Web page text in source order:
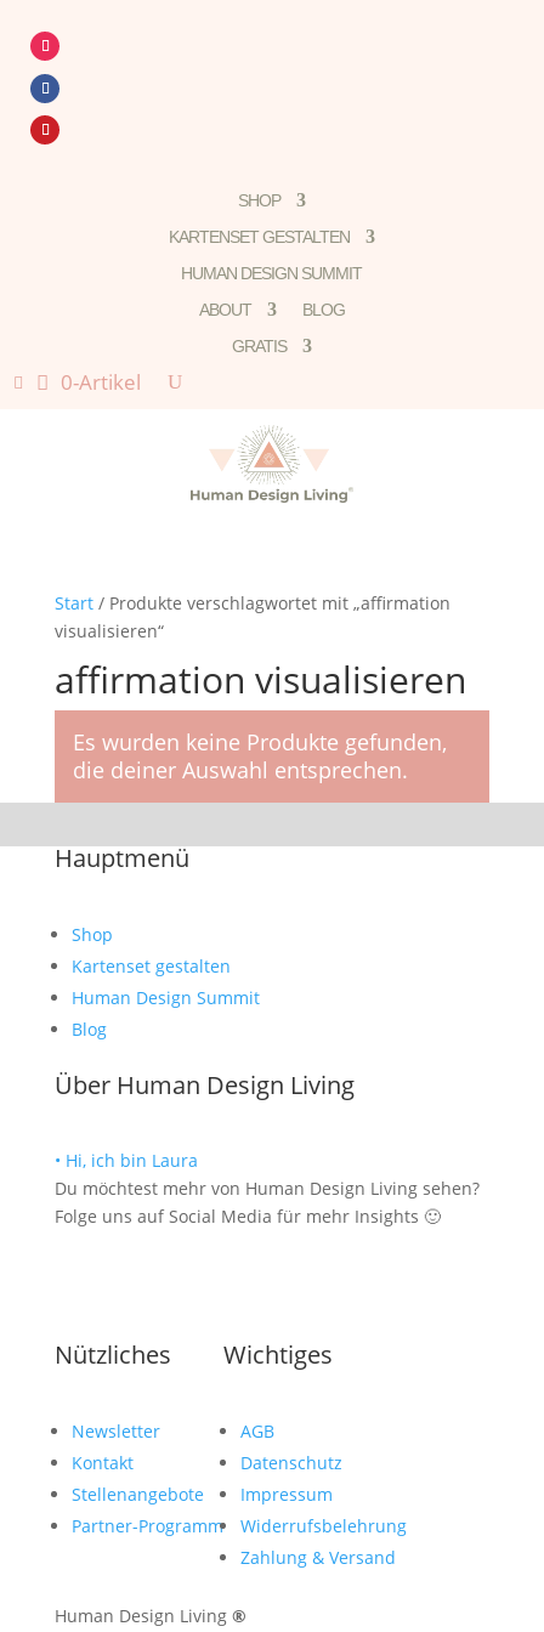
SHOP
KARTENSET GESTALTEN
HUMAN DESIGN SUMMIT
ABOUT
BLOG
GRATIS

0-Artikel
Start/ Produkte verschlagwortet mit „affirmation
visualisieren“
affirmation visualisieren
Es wurden keine Produkte gefunden,
die deiner Auswahl entsprechen.
Hauptmenü
Shop
Kartenset gestalten
Human Design Summit
Blog
Über Human Design Living
• Hi, ich bin Laura
Du möchtest mehr von Human Design Living sehen?
Folge uns auf Social Media für mehr Insights 🙂
Nützliches
Newsletter
Kontakt
Stellenangebote
Partner-Programm
Wichtiges
AGB
Datenschutz
Impressum
Widerrufsbelehrung
Zahlung & Versand
Human Design Living ®